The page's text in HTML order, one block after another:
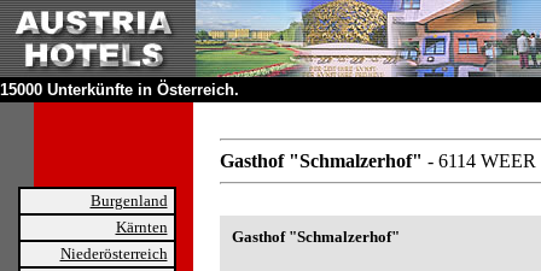
15000 Unterkünfte in Österreich.
Burgenland
Kärnten
Niederösterreich
Gasthof "Schmalzerhof" - 6114 WEER
Gasthof "Schmalzerhof"